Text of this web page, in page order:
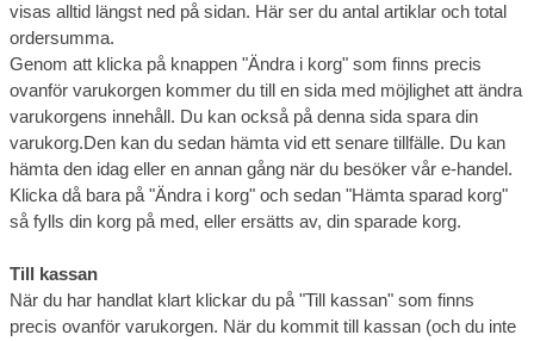
visas alltid längst ned på sidan. Här ser du antal artiklar och total
ordersumma.
Genom att klicka på knappen "Ändra i korg" som finns precis
ovanför varukorgen kommer du till en sida med möjlighet att ändra
varukorgens innehåll. Du kan också på denna sida spara din
varukorg.Den kan du sedan hämta vid ett senare tillfälle. Du kan
hämta den idag eller en annan gång när du besöker vår e-handel.
Klicka då bara på "Ändra i korg" och sedan "Hämta sparad korg"
så fylls din korg på med, eller ersätts av, din sparade korg.
Till kassan
När du har handlat klart klickar du på "Till kassan" som finns
precis ovanför varukorgen. När du kommit till kassan (och du inte